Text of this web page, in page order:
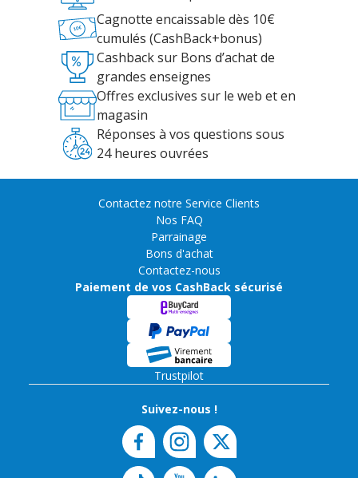
Cagnotte encaissable dès 10€
cumulés (CashBack+bonus)
Cashback sur Bons d’achat de
grandes enseignes
Offres exclusives sur le web et en
magasin
Réponses à vos questions sous
24 heures ouvrées
Contactez notre Service Clients
Nos FAQ
Parrainage
Bons d'achat
Contactez-nous
Paiement de vos CashBack sécurisé
Trustpilot
Suivez-nous !